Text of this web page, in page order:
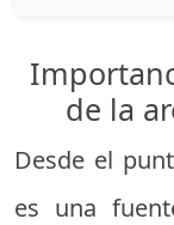
de la
Desde el
es una